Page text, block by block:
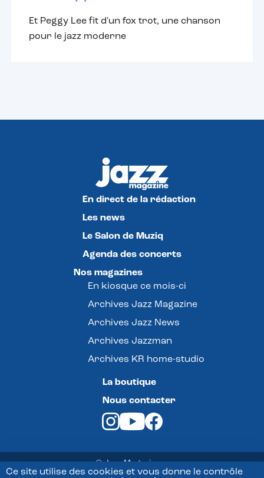
Ce site utilise des cookies et vous donne le contrôle
Et Peggy Lee fit d'un fox trot, une chanson
pour le jazz moderne
En direct de la rédaction
Les news
Le Salon de Muziq
Agenda des concerts
Nos magazines
En kiosque ce mois-ci
Archives Jazz Magazine
Archives Jazz News
Archives Jazzman
Archives KR home-studio
La boutique
Nous contacter
© Jazz Magazine -